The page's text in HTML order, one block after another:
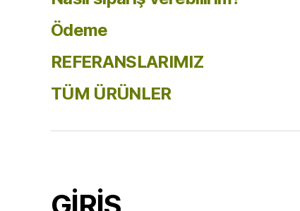
Ödeme
REFERANSLARIMIZ
TÜM ÜRÜNLER